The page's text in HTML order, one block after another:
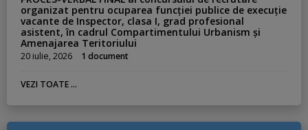
organizat pentru ocuparea funcției publice de execuție
vacante de Inspector, clasa I, grad profesional
asistent, în cadrul Compartimentului Urbanism și
Amenajarea Teritoriului
20 iulie, 2026 1 document
VEZI TOATE ...